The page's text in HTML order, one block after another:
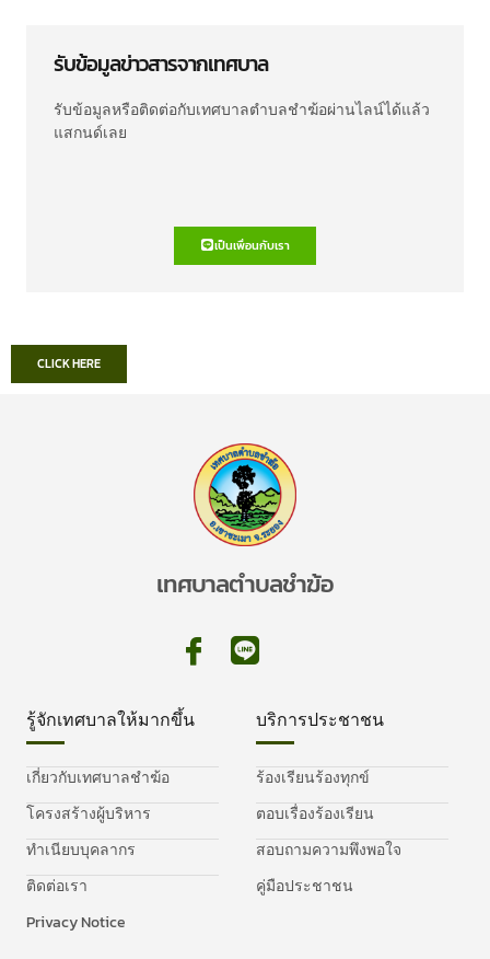
รับข้อมูลข่าวสารจากเทศบาล
รับข้อมูลหรือติดต่อกับเทศบาลตำบลชำฆ้อผ่านไลน์ได้แล้ว
แสกนด์เลย
เป็นเพื่อนกับเรา
CLICK HERE
เทศบาลตำบลชำฆ้อ
รู้จักเทศบาลให้มากขึ้น
เกี่ยวกับเทศบาลชำฆ้อ
โครงสร้างผู้บริหาร
ทำเนียบบุคลากร
ติดต่อเรา
Privacy Notice
บริการประชาชน
ร้องเรียนร้องทุกข์
ตอบเรื่องร้องเรียน
สอบถามความพึงพอใจ
คู่มือประชาชน